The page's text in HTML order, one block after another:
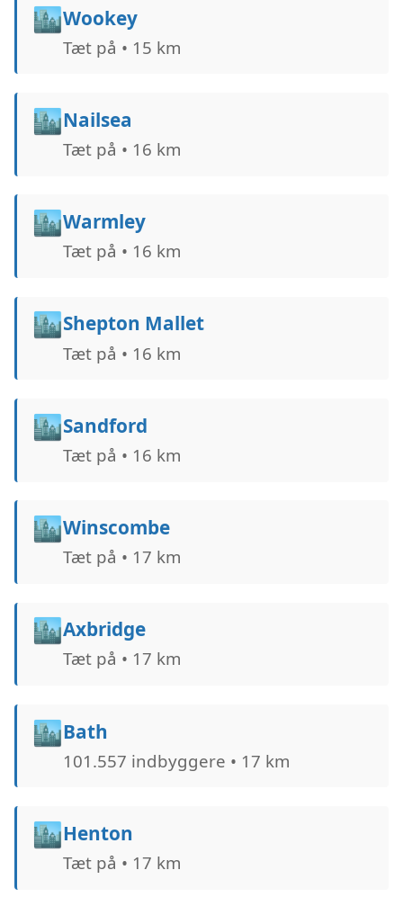
🏙️Wookey
Tæt på • 15 km
🏙️Nailsea
Tæt på • 16 km
🏙️Warmley
Tæt på • 16 km
🏙️Shepton Mallet
Tæt på • 16 km
🏙️Sandford
Tæt på • 16 km
🏙️Winscombe
Tæt på • 17 km
🏙️Axbridge
Tæt på • 17 km
🏙️Bath
101.557 indbyggere • 17 km
🏙️Henton
Tæt på • 17 km